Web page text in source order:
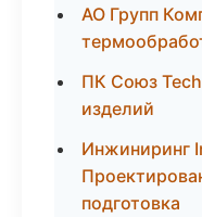
АО Групп
ПК Союз
изделий
Инжиниринг
подготовка